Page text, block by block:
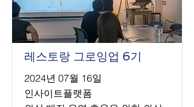
레스토랑 그로잉업 6기
2024년 07월 16일
인사이트플랫폼